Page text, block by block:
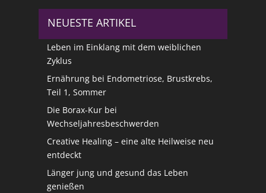
NEUESTE ARTIKEL
Leben im Einklang mit dem weiblichen
Zyklus
Ernährung bei Endometriose, Brustkrebs,
Teil 1, Sommer
Die Borax-Kur bei
Wechseljahresbeschwerden
Creative Healing – eine alte Heilweise neu
entdeckt
Länger jung und gesund das Leben
genießen